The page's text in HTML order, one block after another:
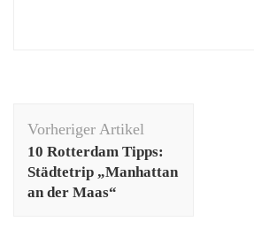
Vorheriger Artikel
10 Rotterdam Tipps:
Städtetrip „Manhattan
an der Maas“